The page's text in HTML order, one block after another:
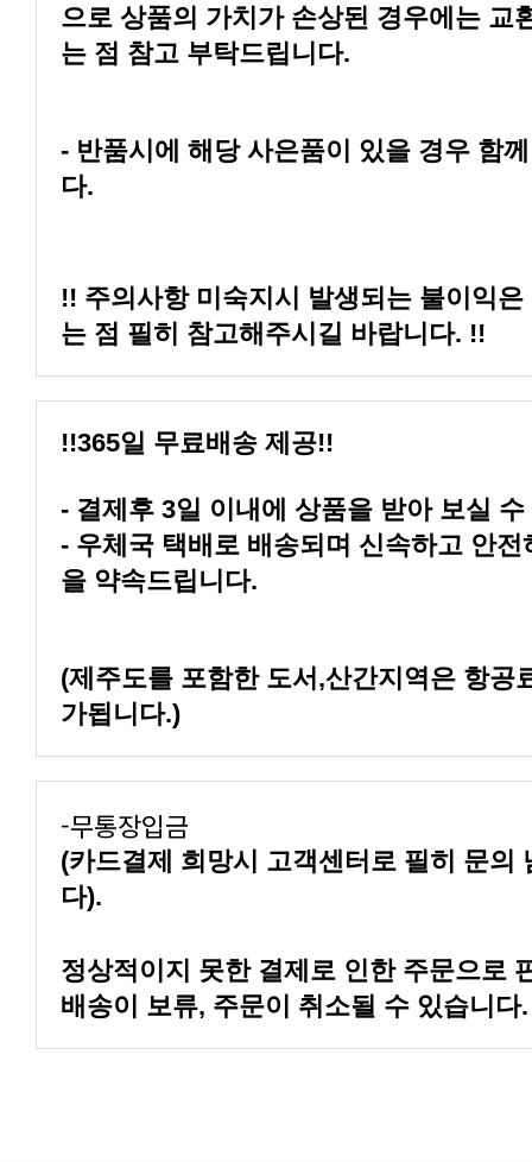
는 점 참고 부탁드립니다.
다.
는 점 필히 참고해주시길 바랍니다. !!
!!365일 무료배송 제공!!
- 결제후 3일 이내에 상품을 받아 보실
을 약속드립니다.
가됩니다.)
-무통장입금
다).
배송이 보류, 주문이 취소될 수 있습니다.